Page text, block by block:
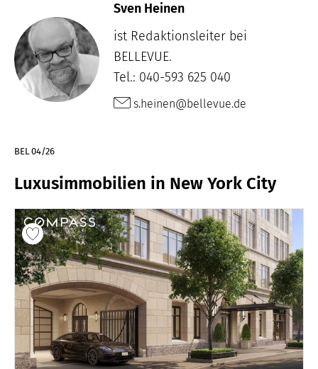
Sven Heinen
ist Redaktionsleiter bei
BELLEVUE.
Tel.: 040-593 625 040
s.heinen@bellevue.de
BEL 04/26
Luxusimmobilien in New York City